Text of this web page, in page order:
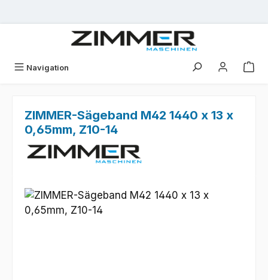
Navigation
ZIMMER-Sägeband M42 1440 x 13 x
0,65mm, Z10-14
Bildergalerie überspringen